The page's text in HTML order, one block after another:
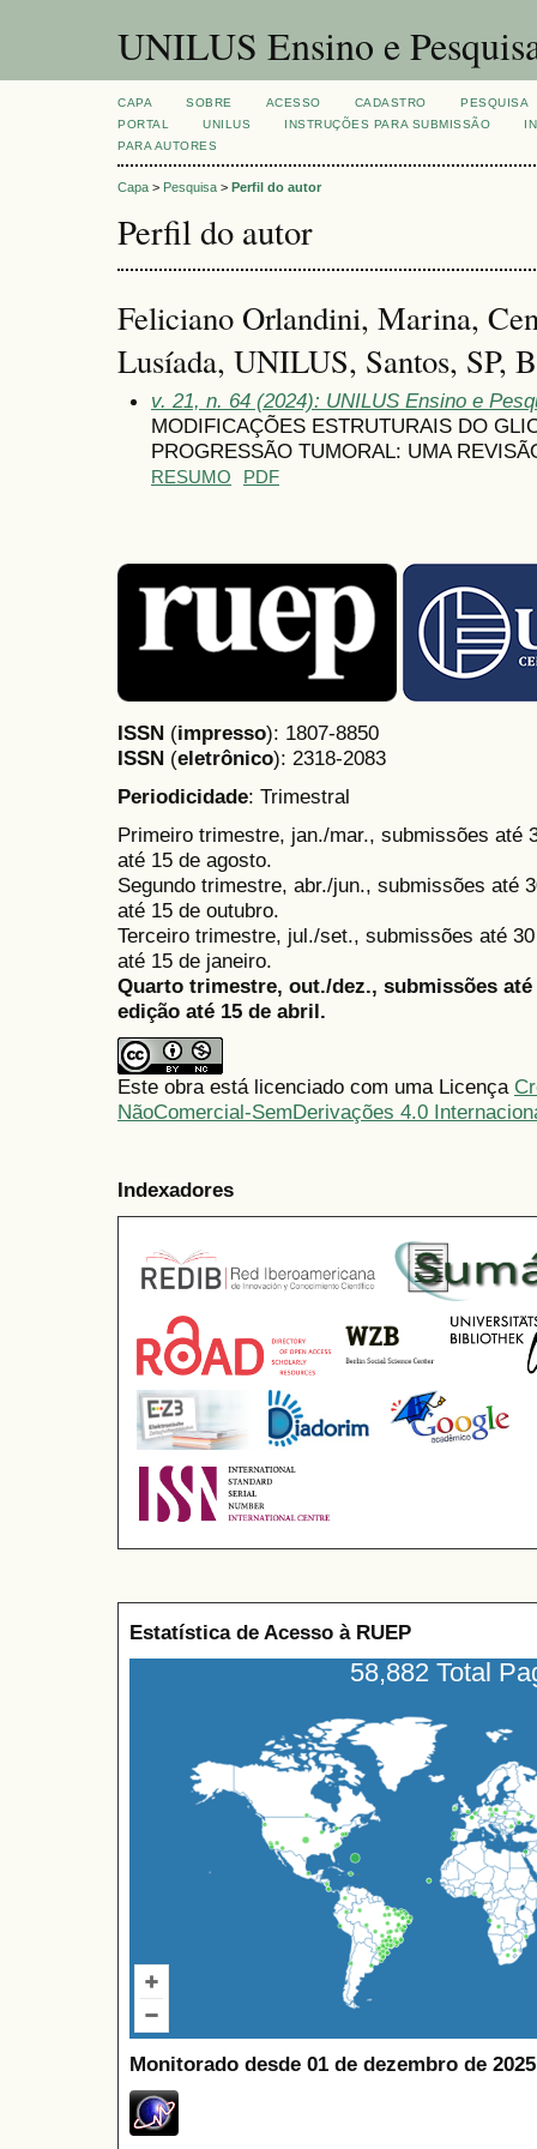
UNILUS Ensino e
CAPA SOBRE ACESSO CADASTRO
PESQUISA
PORTAL
UNILUS INSTRUÇÕES PARA SUBMISSÃO
PARA AUTORES
Capa > Pesquisa > Perfil do autor
Perfil do autor
Feliciano Orlandini, Marina,
Lusíada, UNILUS, Santos, SP,
v. 21, n. 64 (2024): UNILUS Ensino e
MODIFICAÇÕES ESTRUTURAIS DO
PROGRESSÃO TUMORAL: UMA
RESUMO PDF
ISSN (impresso): 1807-8850
ISSN (eletrônico): 2318-2083
Periodicidade: Trimestral
Primeiro trimestre, jan./mar., submissões até
até 15 de agosto.
Segundo trimestre, abr./jun., submissões até
até 15 de outubro.
Terceiro trimestre, jul./set., submissões até
até 15 de janeiro.
Quarto trimestre, out./dez., submissões
edição até 15 de abril.
Este obra está licenciado com uma Licença
NãoComercial-SemDerivações 4.0
Indexadores
Estatística de Acesso à RUEP
58,882 Total
Monitorado desde 01 de dezembro de